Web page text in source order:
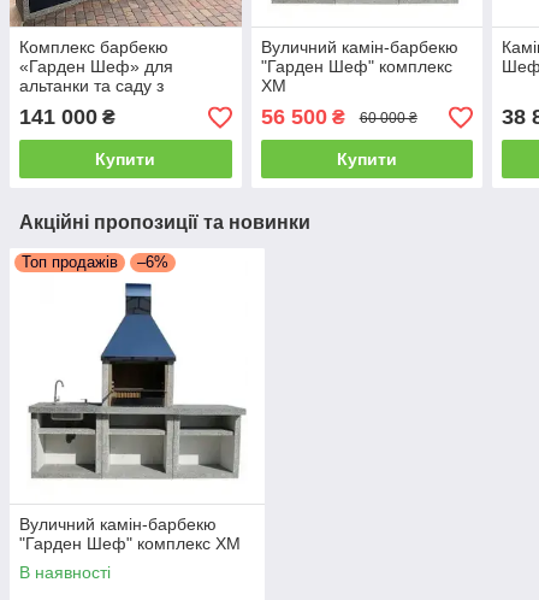
Комплекс барбекю
«Гарден Шеф» для
альтанки та саду з
фасадами комплект XL
141 000 ₴
Купити
Вуличний камін-барбекю
"Гарден Шеф" комплекс
XM
56 500₴ 60 000 ₴
Купити
38
Акційні пропозиції та новинки
Топ продажів –6%
Вуличний камін-барбекю
"Гарден Шеф" комплекс XM
В наявності